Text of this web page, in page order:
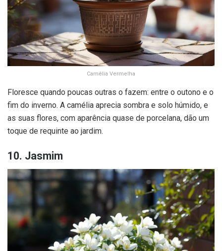
Camélia Vermelha
Floresce quando poucas outras o fazem: entre o outono e o
fim do inverno. A camélia aprecia sombra e solo húmido, e
as suas flores, com aparência quase de porcelana, dão um
toque de requinte ao jardim.
10. Jasmim